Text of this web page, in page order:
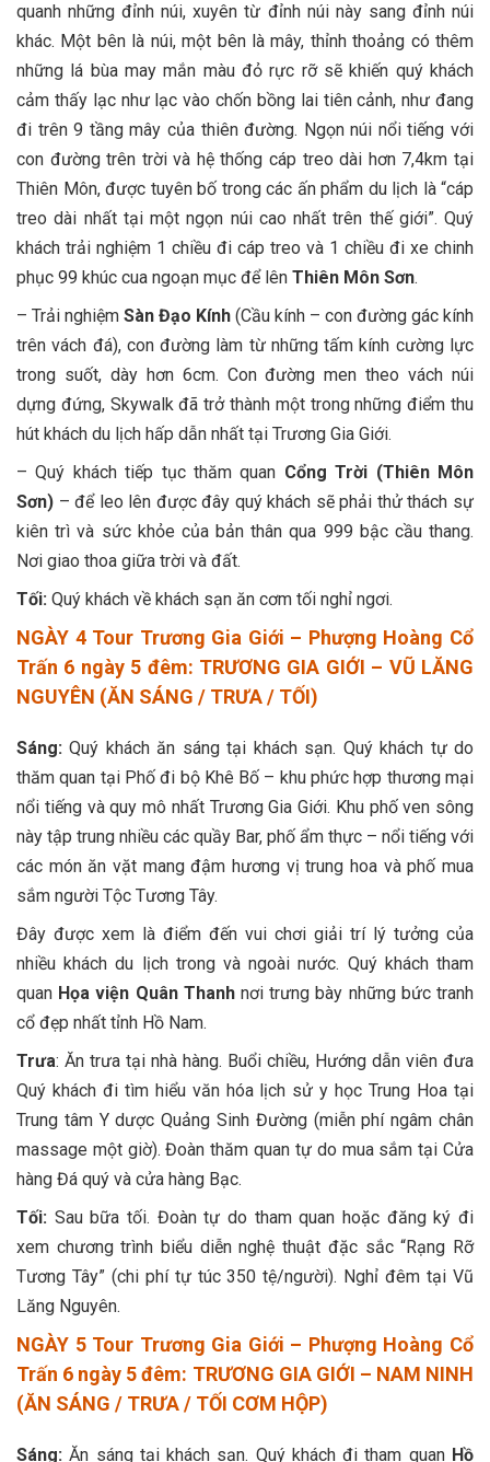
quanh những đỉnh núi, xuyên từ đỉnh núi này sang đỉnh núi
khác. Một bên là núi, một bên là mây, thỉnh thoảng có thêm
những lá bùa may mắn màu đỏ rực rỡ sẽ khiến quý khách
cảm thấy lạc như lạc vào chốn bồng lai tiên cảnh, như đang
đi trên 9 tầng mây của thiên đường. Ngọn núi nổi tiếng với
con đường trên trời và hệ thống cáp treo dài hơn 7,4km tại
Thiên Môn, được tuyên bố trong các ấn phẩm du lịch là “cáp
treo dài nhất tại một ngọn núi cao nhất trên thế giới”. Quý
khách trải nghiệm 1 chiều đi cáp treo và 1 chiều đi xe chinh
phục 99 khúc cua ngoạn mục để lên Thiên Môn Sơn.
– Trải nghiệm Sàn Đạo Kính (Cầu kính – con đường gác kính
trên vách đá), con đường làm từ những tấm kính cường lực
trong suốt, dày hơn 6cm. Con đường men theo vách núi
dựng đứng, Skywalk đã trở thành một trong những điểm thu
hút khách du lịch hấp dẫn nhất tại Trương Gia Giới.
– Quý khách tiếp tục thăm quan Cổng Trời (Thiên Môn
Sơn) – để leo lên được đây quý khách sẽ phải thử thách sự
kiên trì và sức khỏe của bản thân qua 999 bậc cầu thang.
Nơi giao thoa giữa trời và đất.
Tối: Quý khách về khách sạn ăn cơm tối nghỉ ngơi.
NGÀY 4 Tour Trương Gia Giới – Phượng Hoàng Cổ
Trấn 6 ngày 5 đêm: TRƯƠNG GIA GIỚI – VŨ LĂNG
NGUYÊN (ĂN SÁNG / TRƯA / TỐI)
Sáng:Quý khách ăn sáng tại khách sạn. Quý khách tự do
thăm quan tại Phố đi bộ Khê Bố – khu phức hợp thương mại
nổi tiếng và quy mô nhất Trương Gia Giới. Khu phố ven sông
này tập trung nhiều các quầy Bar, phố ẩm thực – nổi tiếng với
các món ăn vặt mang đậm hương vị trung hoa và phố mua
sắm người Tộc Tương Tây.
Đây được xem là điểm đến vui chơi giải trí lý tưởng của
nhiều khách du lịch trong và ngoài nước. Quý khách tham
quan Họa viện Quân Thanhnơi trưng bày những bức tranh
cổ đẹp nhất tỉnh Hồ Nam.
Trưa: Ăn trưa tại nhà hàng. Buổi chiều, Hướng dẫn viên đưa
Quý khách đi tìm hiểu văn hóa lịch sử y học Trung Hoa tại
Trung tâm Y dược Quảng Sinh Đường (miễn phí ngâm chân
massage một giờ). Đoàn thăm quan tự do mua sắm tại Cửa
hàng Đá quý và cửa hàng Bạc.
Tối: Sau bữa tối. Đoàn tự do tham quan hoặc đăng ký đi
xem chương trình biểu diễn nghệ thuật đặc sắc “Rạng Rỡ
Tương Tây” (chi phí tự túc 350 tệ/người). Nghỉ đêm tại Vũ
Lăng Nguyên.
NGÀY 5 Tour Trương Gia Giới – Phượng Hoàng Cổ
Trấn 6 ngày 5 đêm: TRƯƠNG GIA GIỚI – NAM NINH
(ĂN SÁNG / TRƯA / TỐI CƠM HỘP)
Sáng:Ăn sáng tại khách sạn. Quý khách đi tham quan Hồ